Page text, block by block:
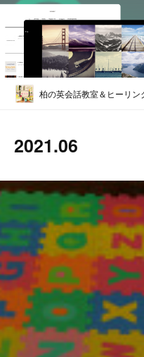
柏の英会話教室＆ヒーリン
2021.06